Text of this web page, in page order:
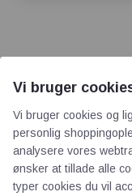
AOT
Om os
Priser
Vi bruger
Vi bruger cookies og
personlig
analysere vores
ønsker at tillade alle
typer cookies du vil